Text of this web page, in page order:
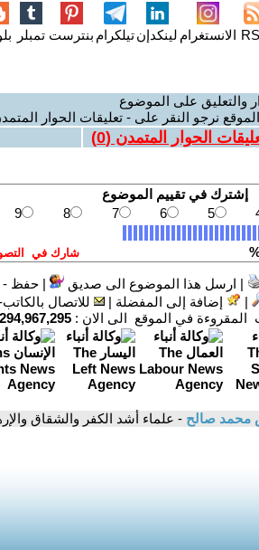
الانستغرام لينكدإنتيلكرام بنترست تمبلر
والتعليق على الموضوع
نرجو النقر على - تعليقات الحوار
الحوار المتمدن (0
)
| ارسل هذا الموضوع الى صديق |حفظ -
| إضافة إلى المفضلة |
للاتصال
في الموقع الى الان :
محمد صالح - علماء أشد الكفر والشقاق